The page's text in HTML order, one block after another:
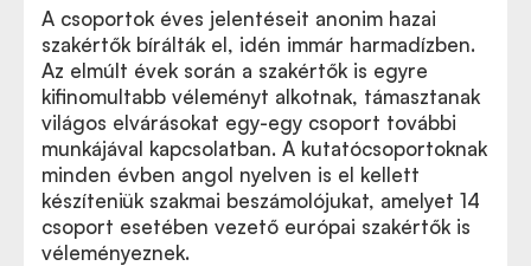
A csoportok éves jelentéseit anonim hazai
szakértők bírálták el, idén immár harmadízben.
Az elmúlt évek során a szakértők is egyre
kifinomultabb véleményt alkotnak, támasztanak
világos elvárásokat egy-egy csoport további
munkájával kapcsolatban. A kutatócsoportoknak
minden évben angol nyelven is el kellett
készíteniük szakmai beszámolójukat, amelyet 14
csoport esetében vezető európai szakértők is
véleményeznek.